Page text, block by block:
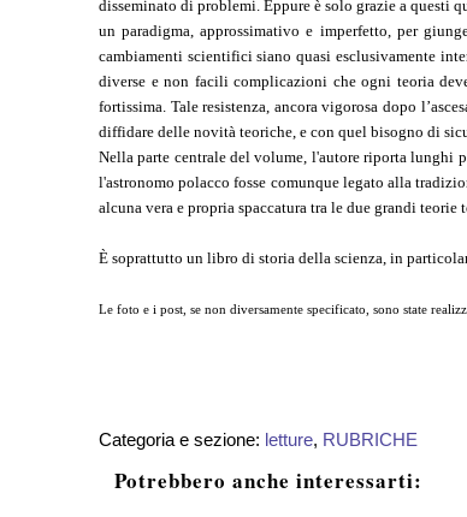
disseminato di problemi. Eppure è solo grazie a questi
un paradigma, approssimativo e imperfetto, per
cambiamenti scientifici siano quasi esclusivamente
diverse e non facili complicazioni che ogni teoria
fortissima. Tale resistenza, ancora vigorosa dopo
diffidare delle novità teoriche, e con quel bisogno di
Nella parte centrale del volume, l'autore riporta lunghi
l'astronomo polacco fosse comunque legato alla
alcuna vera e propria spaccatura tra le due grandi teorie
È soprattutto un libro di storia della scienza, in
Le foto e i post, se non diversamente specificato, sono state
Categoria e sezione: letture, RUBRICHE
Potrebbero anche interessarti: